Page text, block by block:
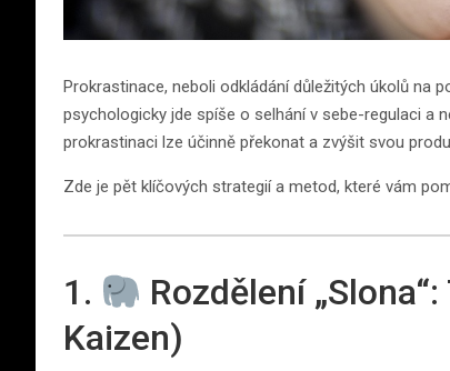
Prokrastinace, neboli odkládání důležitých úkolů na
psychologicky jde spíše o selhání v sebe-regulaci a
prokrastinaci lze účinně překonat a zvýšit svou
Zde je pět klíčových strategií a metod, které vám
1.
Rozdělení
Kaizen)